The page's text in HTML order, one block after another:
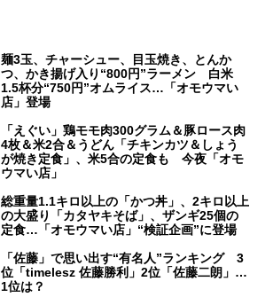
麺3玉、チャーシュー、目玉焼き、とんか
つ、かき揚げ入り“800円”ラーメン 白米
1.5杯分“750円”オムライス…「オモウマい
店」登場
「えぐい」鶏モモ肉300グラム＆豚ロース肉
4枚＆米2合＆うどん「チキンカツ＆しょう
が焼き定食」、米5合の定食も 今夜「オモ
ウマい店」
総重量1.1キロ以上の「かつ丼」、2キロ以上
の大盛り「カタヤキそば」、ザンギ25個の
定食…「オモウマい店」“検証企画”に登場
「佐藤」で思い出す“有名人”ランキング 3
位「timelesz 佐藤勝利」2位「佐藤二朗」…
1位は？